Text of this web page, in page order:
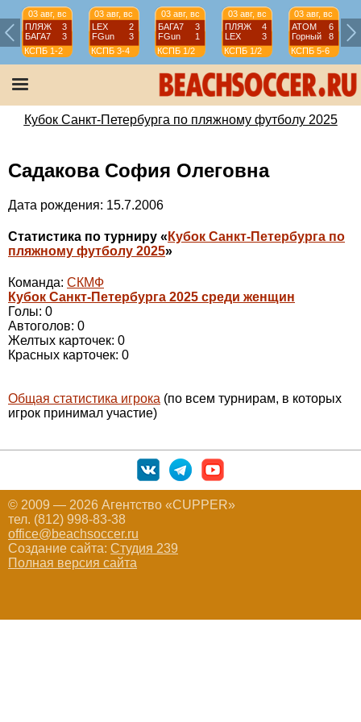
03 авг, вс
ПЛЯЖ
3
БАГА7
3
КСПБ 1-2
03 авг, вс
LEX
2
FGun
3
КСПБ 3-4
03 авг, вс
БАГА7
3
FGun
1
КСПБ 1/2
03 авг, вс
ПЛЯЖ
4
LEX
3
КСПБ 1/2
03 авг, вс
АТОМ
6
Горный
8
КСПБ 5-6
Кубок Санкт-Петербурга по пляжному футболу 2025
Садакова София Олеговна
Дата рождения: 15.7.2006
Статистика по турниру « Кубок Санкт-Петербурга по
пляжному футболу 2025»
Команда: СКМФ
Кубок Санкт-Петербурга 2025 среди женщин
Голы: 0
Автоголов: 0
Желтых карточек: 0
Красных карточек: 0
Общая статистика игрока (по всем турнирам, в которых
игрок принимал участие)
© 2009 — 2026 Агентство «CUPPER»
тел. (812) 998-83-38
office@beachsoccer.ru
Создание сайта: Студия 239
Полная версия сайта